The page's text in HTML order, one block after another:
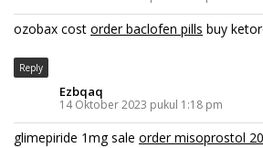
ozobax cost order baclofen pills buy
Reply
Ezbqaq
14 Oktober 2023 pukul 1:18 pm
glimepiride 1mg sale order misoprostol